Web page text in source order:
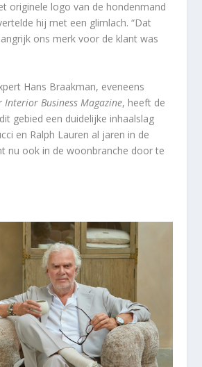
originele logo van de hondenmand
hij met een glimlach. “Dat
ons merk voor de klant was
Hans Braakman, eveneens
Interior Business Magazine, heeft de
gebied een duidelijke inhaalslag
en Ralph Lauren al jaren in de
nu ook in de woonbranche door te